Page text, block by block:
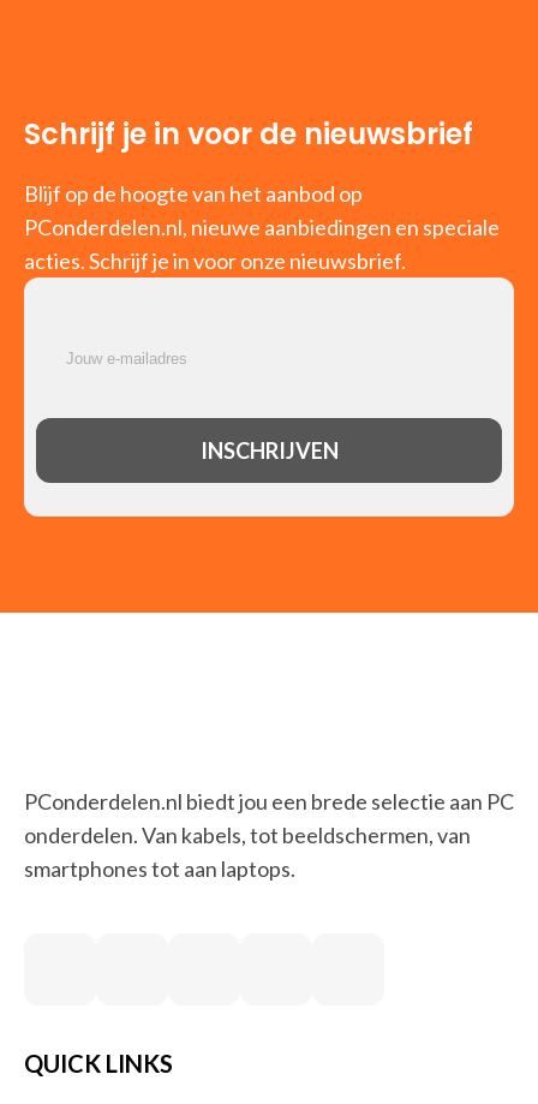
Schrijf je in voor de nieuwsbrief
Blijf op de hoogte van het aanbod op
PConderdelen.nl, nieuwe aanbiedingen en speciale
acties. Schrijf je in voor onze nieuwsbrief.
PConderdelen.nl biedt jou een brede selectie aan PC
onderdelen. Van kabels, tot beeldschermen, van
smartphones tot aan laptops.
QUICK LINKS